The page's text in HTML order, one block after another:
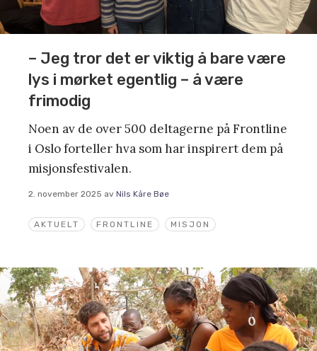
AKTUELT FRONTLINE MISJON
– Jeg tror det er viktig å bare være
lys i mørket egentlig – å være
frimodig
Noen av de over 500 deltagerne på Frontline
i Oslo forteller hva som har inspirert dem på
misjonsfestivalen.
2. november 2025 av Nils Kåre Bøe